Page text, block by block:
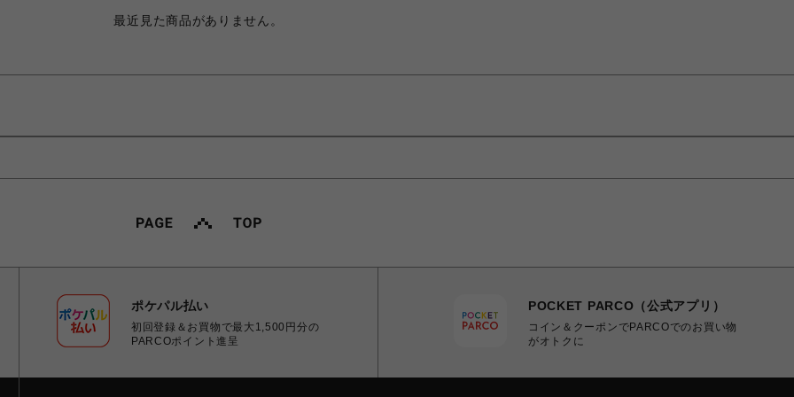
最近見た商品がありません。
ポケパル払い
初回登録＆お買物で最大1,500円分の
PARCOポイント進呈
POCKET PARCO（公式アプリ）
コイン＆クーポンでPARCOでのお買い物
がオトクに